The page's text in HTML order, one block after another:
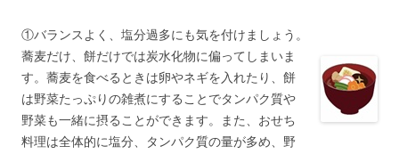
①バランスよく、塩分過多にも気を付けましょう。
蕎麦だけ、餅だけでは炭水化物に偏ってしまいま
す。蕎麦を食べるときは卵やネギを入れたり、餅
は野菜たっぷりの雑煮にすることでタンパク質や
野菜も一緒に摂ることができます。また、おせち
料理は全体的に塩分、タンパク質の量が多め、野